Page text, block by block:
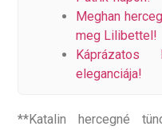
Meghan
meg Lilibettel!
Káprázatos
eleganciája!
**Katalin hercegné